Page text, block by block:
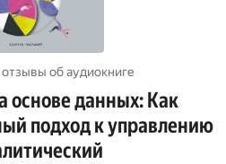
об aудиокниге
данных: Как
подход к управлению